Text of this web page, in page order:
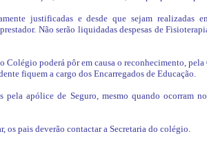
justificadas e desde que sejam realizadas
Não serão liquidadas despesas de
Colégio poderá pôr em causa o reconhecimento,
fiquem a cargo dos Encarregados de Educação.
pela apólice de Seguro, mesmo quando ocorram
os pais deverão contactar a Secretaria do colégio.